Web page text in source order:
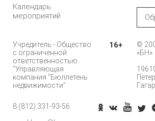
Календарь
мероприятий
Учредитель - Общество
с ограниченной
ответственностью
"Управляющая
компания "Бюллетень
недвижимости"
16+
©
«БН»
8 (812) 331-93-56